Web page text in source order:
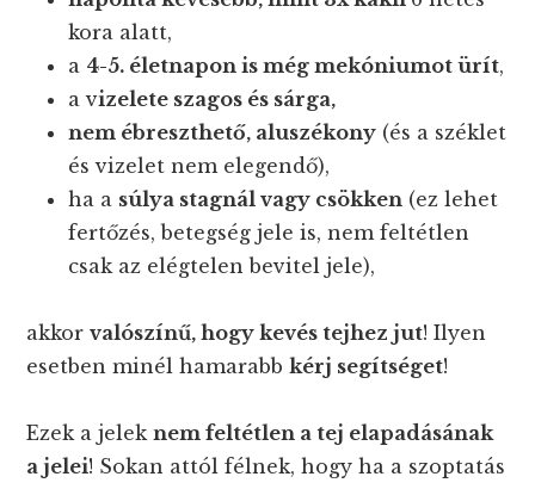
kora alatt,
a 4-5. életnapon is még mekóniumot ürít,
a vizelete szagos és sárga,
nem ébreszthető, aluszékony (és a széklet
és vizelet nem elegendő),
ha a súlya stagnál vagy csökken (ez lehet
fertőzés, betegség jele is, nem feltétlen
csak az elégtelen bevitel jele),
akkorvalószínű, hogy kevés tejhez jut! Ilyen
esetben minél hamarabbkérj segítséget!
Ezek a jeleknem feltétlen a tej elapadásának
a jelei! Sokan attól félnek, hogy ha a szoptatás